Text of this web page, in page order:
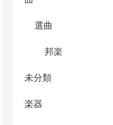
選曲
邦楽
未分類
楽器